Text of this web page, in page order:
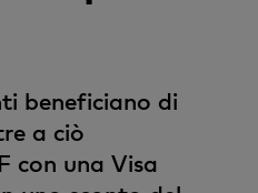
beneficiano di
a ciò
con una Visa